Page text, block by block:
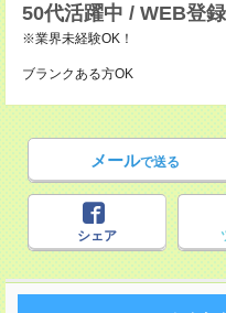
50代活躍中 / WEB登
※業界未経験OK！
ブランクある方OK
メールで送る
シェア